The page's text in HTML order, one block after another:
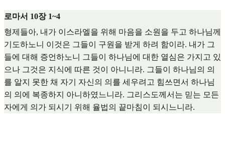
로마서 10장 1~4
형제들아, 내가 이스라엘을 위해 마음을 소원을 두고 하나님께
기도하노니 이것은 그들이 구원을 받게 하려 함이라. 내가 그
들에 대해 증언하노니 그들이 하나님에 대한 열심은 가지고 있
으나 그것은 지식에 따른 것이 아니니라. 그들이 하나님의 의
를 알지 못한 채 자기 자신의 의를 세우려고 힘쓰면서 하나님
의 의에 복종하지 아니하였느니라. 그리스도께서는 믿는 모든
자에게 의가 되시기 위해 율법의 끝마침이 되시느니라.